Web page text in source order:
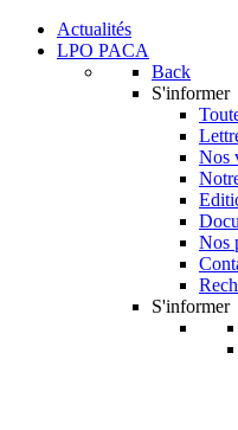
Actualités
LPO PACA
Back
S'informer
Nos
Nos
S'informer